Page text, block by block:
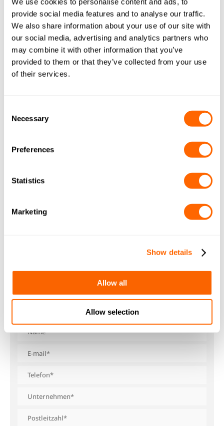
provide social media features and to analyse our traffic.
We also share information about your use of our site with
our social media, advertising and analytics partners who
may combine it with other information that you’ve
provided to them or that they’ve collected from your use
of their services.
Selection
Necessary
Preferences
Statistics
Marketing
Show details
Allow all
Allow selection
KONDENSATAUFBEREITUNG: LÖSUNGEN
Ionenaustauschharze
Unsere PetroSorb™-Palette kann zusammen mit
-Reihe
verwendet werden, um optimale Ergebnisse zu erzielen.
Bitte füllen Sie das kurze Formular unten aus, und
unser Team setzt sich mit Ihnen in Verbindung.